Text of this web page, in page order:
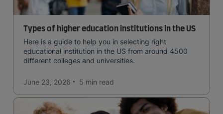
Types of higher education institutions in the US
Here is a guide to help you in selecting right
educational institution in the US from around 4500
different colleges and universities.
June 23, 2026 5 min read